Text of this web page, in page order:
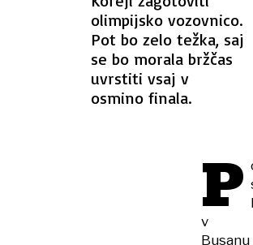
olimpijsko vozovnico.
Pot bo zelo težka, saj
se bo morala bržčas
uvrstiti vsaj v
osmino finala.
P
v
Busanu